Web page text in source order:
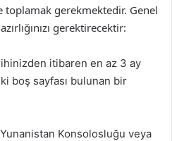
toplamak gerekmektedir. Genel
gerektirecektir:
itibaren en az 3 ay
boş sayfası bulunan bir
Yunanistan Konsolosluğu veya